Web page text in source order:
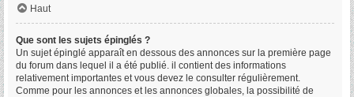
Haut
Que sont les sujets épinglés ?
Un sujet épinglé apparaît en dessous des annonces sur la première page
du forum dans lequel il a été publié. il contient des informations
relativement importantes et vous devez le consulter régulièrement.
Comme pour les annonces et les annonces globales, la possibilité de